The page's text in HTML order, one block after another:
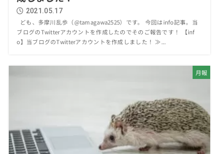
2021.05.17
ども、多摩川乱歩（@tamagawa2525）です。 今回はinfo記事。当
ブログのTwitterアカウントを作成したのでそのご報告です！ 【inf
o】当ブログのTwitterアカウントを作成しました！ ≫...
月報